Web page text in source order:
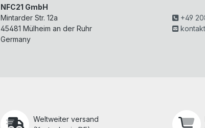
NFC21 GmbH
Mintarder Str. 12a
45481 Mülheim an der Ruhr
Germany
+49
Weltweiter versand